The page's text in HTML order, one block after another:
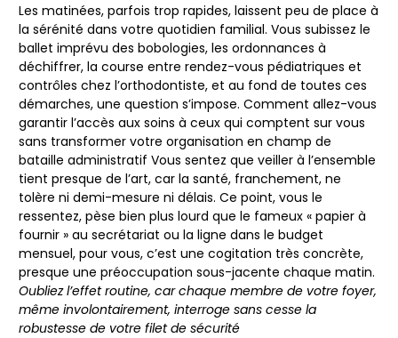
Les matinées, parfois trop rapides, laissent peu de place à
la sérénité dans votre quotidien familial. Vous subissez le
ballet imprévu des bobologies, les ordonnances à
déchiffrer, la course entre rendez-vous pédiatriques et
contrôles chez l’orthodontiste, et au fond de toutes ces
démarches, une question s’impose. Comment allez-vous
garantir l’accès aux soins à ceux qui comptent sur vous
sans transformer votre organisation en champ de
bataille administratif Vous sentez que veiller à l’ensemble
tient presque de l’art, car la santé, franchement, ne
tolère ni demi-mesure ni délais. Ce point, vous le
ressentez, pèse bien plus lourd que le fameux « papier à
fournir » au secrétariat ou la ligne dans le budget
mensuel, pour vous, c’est une cogitation très concrète,
presque une préoccupation sous-jacente chaque matin.
Oubliez l’effet routine, car chaque membre de votre foyer,
même involontairement, interroge sans cesse la
robustesse de votre filet de sécurité